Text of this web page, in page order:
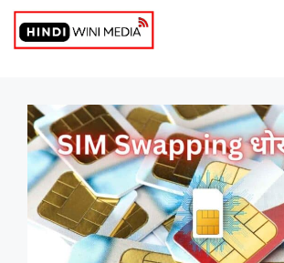
Skip
content